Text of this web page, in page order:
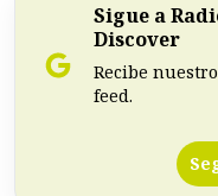
Sigue a
Discover
Recibe
feed.